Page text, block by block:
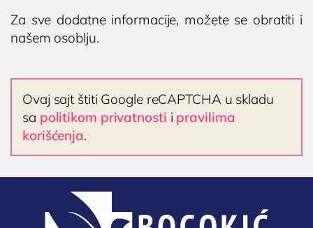
Za sve dodatne informacije, možete se obratiti i
našem osoblju.
Ovaj sajt štiti Google reCAPTCHA u skladu
sa politikom privatnosti i pravilima
korišćenja.